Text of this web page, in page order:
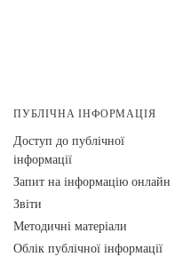
ПУБЛІЧНА ІНФОРМАЦІЯ
Доступ до публічної
інформації
Запит на інформацію онлайн
Звіти
Методичні матеріали
Облік публічної інформації